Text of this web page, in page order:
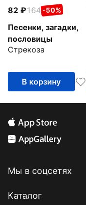
82 164 -50%
Песенки, загадки,
пословицы
Стрекоза
В корзину
Мы в соцсетях
Каталог